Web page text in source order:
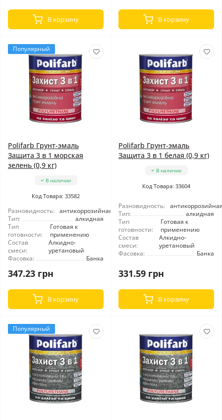
В корзину В корзину
Популярный
Polifarb Грунт-эмаль
Защита 3 в 1 морская
зелень (0,9 кг)
В наличии
Код Товара: 33582
Разновидность:
антикоррозийная
Тип:
алкидная
Тип
готовности:
Готовая к
применению
Состав
смеси:
Алкидно-
уретановый
Фасовка:
Банка
347.23 грн
В корзину
Polifarb Грунт-эмаль
Защита 3 в 1 белая (0,9 кг)
В наличии
Код Товара: 33604
Разновидность:
Тип:
алкидная
Тип
готовности:
Готовая к
применению
Состав
смеси:
Алкидно-
уретановый
Фасовка:
Банка
331.59 грн
В корзину
Популярный